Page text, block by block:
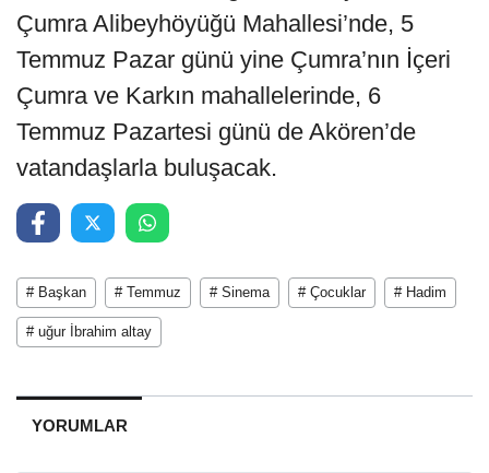
Çumra Alibeyhöyüğü Mahallesi’nde, 5
Temmuz Pazar günü yine Çumra’nın İçeri
Çumra ve Karkın mahallelerinde, 6
Temmuz Pazartesi günü de Akören’de
vatandaşlarla buluşacak.
# Başkan # Temmuz # Sinema # Çocuklar # Hadim
# uğur İbrahim altay
YORUMLAR